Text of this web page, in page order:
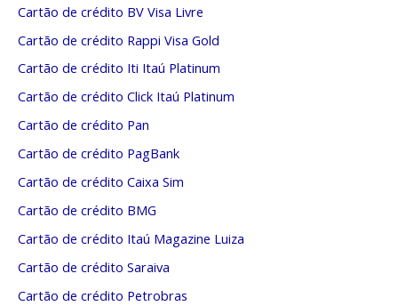
Cartão de crédito BV Visa Livre
Cartão de crédito Rappi Visa Gold
Cartão de crédito Iti Itaú Platinum
Cartão de crédito Click Itaú Platinum
Cartão de crédito Pan
Cartão de crédito PagBank
Cartão de crédito Caixa Sim
Cartão de crédito BMG
Cartão de crédito Itaú Magazine Luiza
Cartão de crédito Saraiva
Cartão de crédito Petrobras